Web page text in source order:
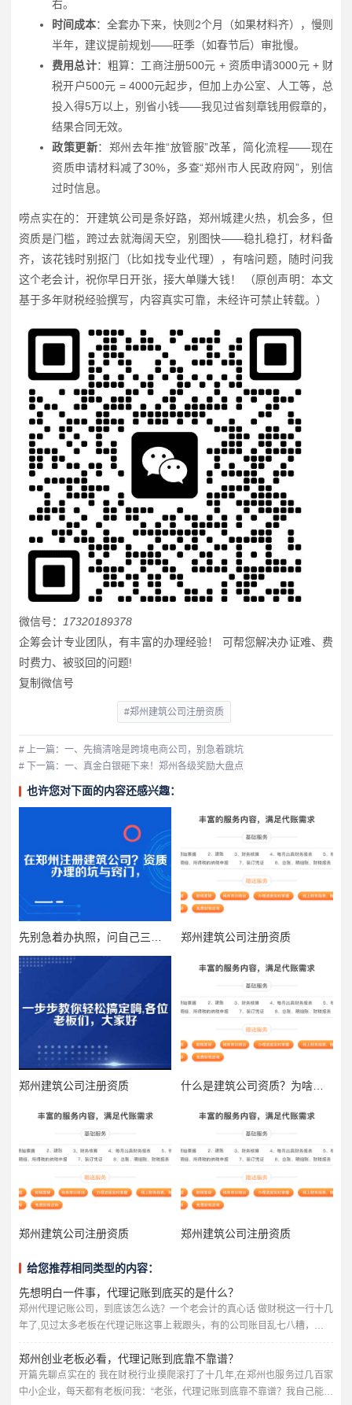
右。
时间成本：全套办下来，快则2个月（如果材料齐），慢则
半年，建议提前规划——旺季（如春节后）审批慢。
费用总计：粗算：工商注册500元 + 资质申请3000元 + 财
税开户500元 = 4000元起步，但加上办公室、人工等，总
投入得5万以上，别省小钱——我见过省刻章钱用假章的，
结果合同无效。
政策更新：郑州去年推“放管服”改革，简化流程——现在
资质申请材料减了30%，多查“郑州市人民政府网”，别信
过时信息。
唠点实在的：开建筑公司是条好路，郑州城建火热，机会多，但
资质是门槛，跨过去就海阔天空，别图快——稳扎稳打，材料备
齐，该花钱时别抠门（比如找专业代理），有啥问题，随时问我
这个老会计，祝你早日开张，接大单赚大钱！ （原创声明：本文
基于多年财税经验撰写，内容真实可靠，未经许可禁止转载。）
微信号：
17320189378
企筹会计专业团队，有丰富的办理经验！ 可帮您解决办证难、费
时费力、被驳回的问题!
复制微信号
#郑州建筑公司注册资质
# 上一篇：一、先搞清啥是跨境电商公司，别急着跳坑
# 下一篇：一、真金白银砸下来！郑州各级奖励大盘点
也许您对下面的内容还感兴趣：
先别急着办执照，问自己三个问题 郑州建筑公司注册资质
郑州建筑公司注册资质 什么是建筑公司资质？为啥它这么重要？
郑州建筑公司注册资质 郑州建筑公司注册资质
给您推荐相同类型的内容：
先想明白一件事，代理记账到底买的是什么？
郑州代理记账公司，到底该怎么选？一个老会计的真心话 做财税这一行十几
年了,见过太多老板在代理记账这事上栽跟头，有的公司账目乱七八糟，报税
报错被罚款；有的花了冤枉钱，服务却跟不上；还有的甚至被不靠谱的代理
公司坑得差点关门，今天我就用大白话，跟郑州的老板们聊聊，选代理记账
公司到底该看什么、避什么坑，不讲虚的，全是实战经验。 很多老板以为代
理记账就是“每个月有人帮你报个税、做个账”，价格越低越好，错...
郑州创业老板必看，代理记账到底靠不靠谱？
开篇先聊点实在的 我在财税行业摸爬滚打了十几年,在郑州也服务过几百家
中小企业，每天都有老板问我：“老张，代理记账到底靠不靠谱？我自己能不